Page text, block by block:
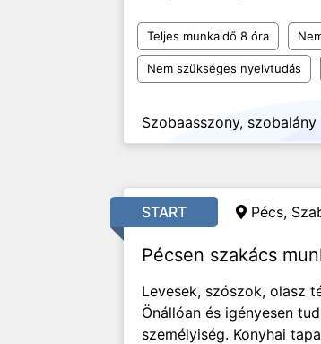
Teljes munkaidő 8 óra
Nem szükséges nyelvtudás
Szobaasszony, szobalány
START Pécs,
Pécsen szakács
Levesek, szószok, olasz
Önállóan és igényesen
személyiség. Konyhai